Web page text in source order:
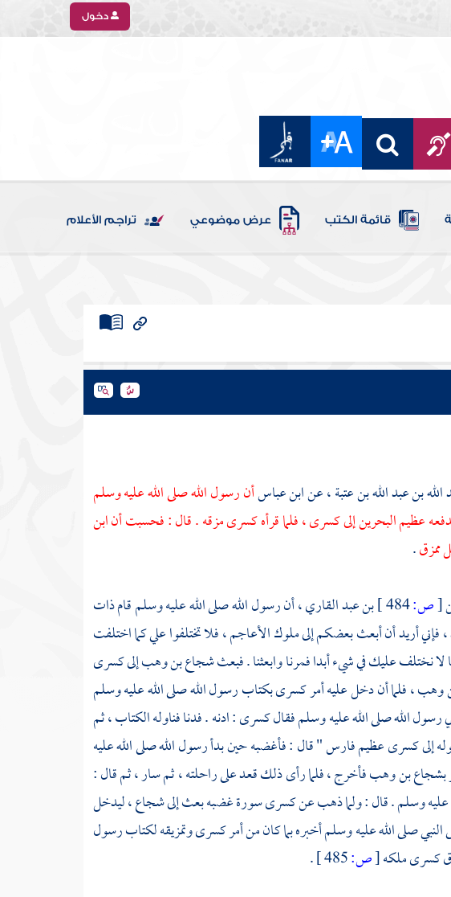
دخول
قائمة الكتب عرض موضوعي تراجم الأعلام
الله بن عبد الله بن عتبة ،عنابن عباسأن رسول الله صلى الله عليه وسلم
عظيمالبحرينإلى كسرى ، فلما قرأه كسرى مزقه . قال : فحسبت أنابن
ممزق.
[ص:484 ] بن عبد القاري ،أن رسول الله صلى الله عليه وسلم قام ذات
فإني أريد أن أبعث بعضكم إلى ملوك الأعاجم ، فلا تختلفوا علي كما اختلفت
نختلف عليك في شيء أبدا فمرنا وابعثنا . فبعثشجاع بن وهبإلى كسرى
وهب ،فلما أن دخل عليه أمر كسرى بكتاب رسول الله صلى الله عليه وسلم
رسول الله صلى الله عليه وسلم فقال كسرى : ادنه . فدنا فناوله الكتاب ، ثم
إلى كسرى عظيم فارس " قال : فأغضبه حين بدأ رسول الله صلى الله عليه
بشجاع بن وهبفأخرج ، فلما رأى ذلك قعد على راحلته ، ثم سار ، ثم قال :
عليه وسلم . قال : ولما ذهب عن كسرى سورة غضبه بعث إلىشجاع، ليدخل
النبي صلى الله عليه وسلم أخبره بما كان من أمر كسرى وتمزيقه لكتاب رسول
كسرى ملكه[ص:
.